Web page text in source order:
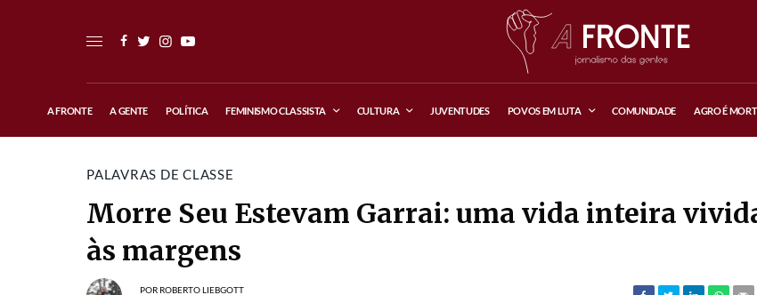
A FRONTE A GENTE POLÍTICA FEMINISMO CLASSISTA CULTURA JUVENTUDES POVOS EM LUTA COMUNIDADE AGRO É
PALAVRAS DE CLASSE
Morre Seu Estevam Garrai: uma vida inteira
às margens
POR ROBERTO LIEBGOTT